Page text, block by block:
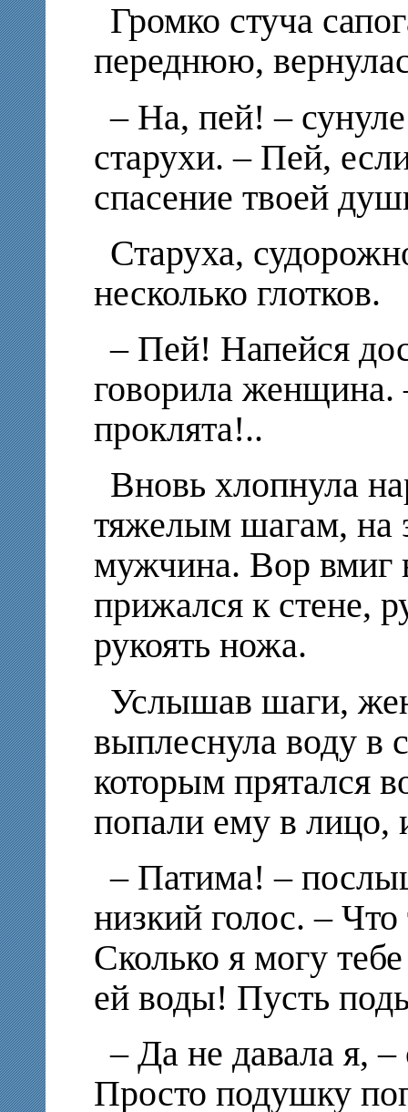
Громко стуча
переднюю,
– На, пей! –
старухи. – Пей,
спасение твоей
Старуха,
несколько глотков.
– Пей! Напейся
говорила
проклята!..
Вновь хлопнула
тяжелым шагам, на
мужчина. Вор вмиг
прижался к стене,
рукоять ножа.
Услышав шаги,
выплеснула воду в
которым прятался
попали ему в лицо,
– Патима! –
низкий голос. –
Сколько я могу
ей воды! Пусть
– Да не давала я,
Просто подушку